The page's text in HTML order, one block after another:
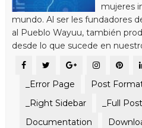
mujeres
mundo. Al ser les fundadores
al Pueblo Wayuu, también
desde lo que sucede en
_Error Page
Post
_Right Sidebar
_Full Post
Documentation